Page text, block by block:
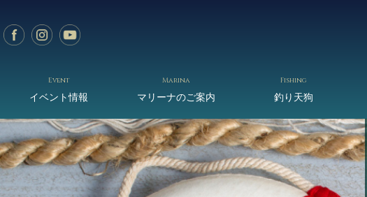
Event
イベント情報
Marina
マリーナのご案内
Fishing
釣り天狗